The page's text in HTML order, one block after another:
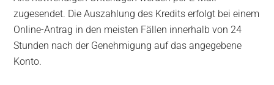
zugesendet. Die Auszahlung des Kredits erfolgt bei einem
Online-Antrag in den meisten Fällen innerhalb von 24
Stunden nach der Genehmigung auf das angegebene
Konto.